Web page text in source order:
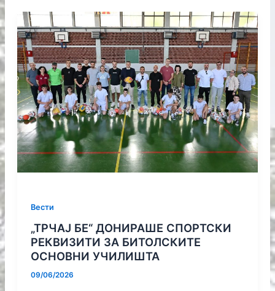
Вести
„ТРЧАЈ БЕ“ ДОНИРАШЕ СПОРТСКИ
РЕКВИЗИТИ ЗА БИТОЛСКИТЕ
ОСНОВНИ УЧИЛИШТА
09/06/2026